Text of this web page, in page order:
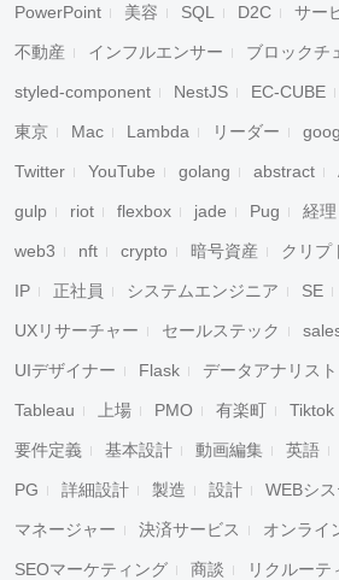
PowerPoint 美容 SQL D2C サー
不動産 インフルエンサー ブロックチ
styled-component NestJS EC-CUBE
東京 Mac Lambda リーダー
Twitter YouTube golang abstract
gulp riot flexbox jade Pug 経理
web3 nft crypto 暗号資産 クリプ
IP 正社員 システムエンジニア SE
UXリサーチャー セールステック
UIデザイナー Flask データアナリスト
Tableau 上場 PMO 有楽町 Tiktok
要件定義 基本設計 動画編集 英語
PG 詳細設計 製造 設計 WEBシス
マネージャー 決済サービス オンライ
SEOマーケティング 商談 リクルーテ